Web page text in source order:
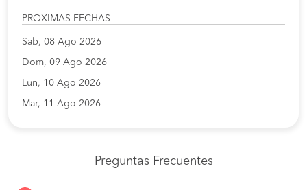
PROXIMAS FECHAS
Sab, 08 Ago 2026
Dom, 09 Ago 2026
Lun, 10 Ago 2026
Mar, 11 Ago 2026
Preguntas Frecuentes